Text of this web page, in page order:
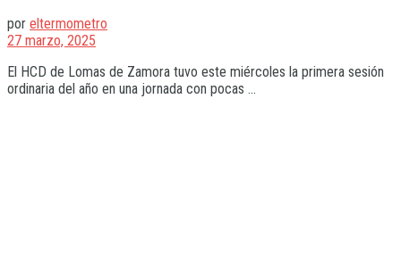
por eltermometro
27 marzo, 2025
El HCD de Lomas de Zamora tuvo este miércoles la primera sesión
ordinaria del año en una jornada con pocas ...